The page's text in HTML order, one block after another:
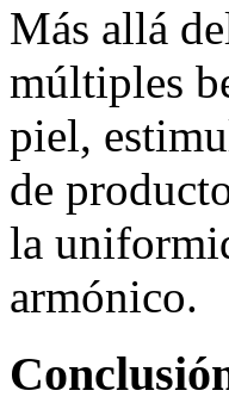
Más allá
múltiples
piel,
de
la
armónico.